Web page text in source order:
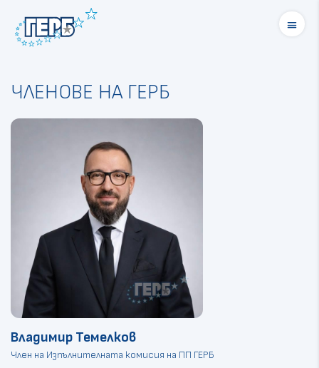
menu
ЧЛЕНОВЕ НА ГЕРБ
Владимир Темелков
Член на Изпълнителната комисия на ПП ГЕРБ